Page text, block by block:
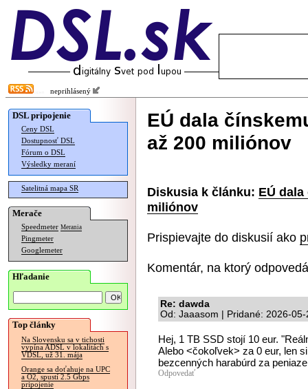
neprihlásený
DSL pripojenie
Ceny DSL
Dostupnosť DSL
Fórum o DSL
Výsledky meraní
Satelitná mapa SR
Merače
Speedmeter Merania
Pingmeter
Googlemeter
Hľadanie
Top články
Na Slovensku sa v tichosti
vypína ADSL v lokalitách s
VDSL, už 31. mája
Orange sa doťahuje na UPC
a O2, spustí 2.5 Gbps
pripojenie
EÚ dala
až 200 miliónov
Diskusia k článku: EÚ
miliónov
Prispievajte do diskusií ako
Komentár, na ktorý
Re: dawda
Od: Jaaasom | Pridané: 2026-
Hej, 1 TB SSD stojí 10 eur.
Alebo <čokoľvek> za 0 eur, len
bezcenných harabúrd za
Odpovedať